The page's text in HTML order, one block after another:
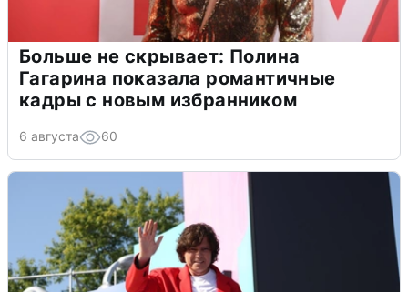
Больше не скрывает: Полина
Гагарина показала романтичные
кадры с новым избранником
6 августа 60